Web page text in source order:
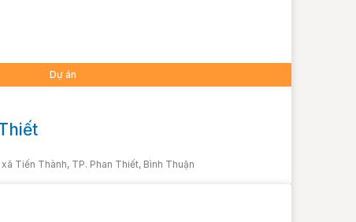
Dự án
Tiến Thành, TP. Phan Thiết, Bình Thuận